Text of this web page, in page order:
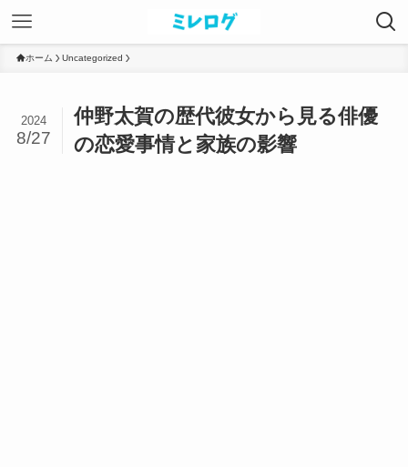
ホーム Uncategorized
仲野太賀の歴代彼女から見る俳優
の恋愛事情と家族の影響
2024
8/27